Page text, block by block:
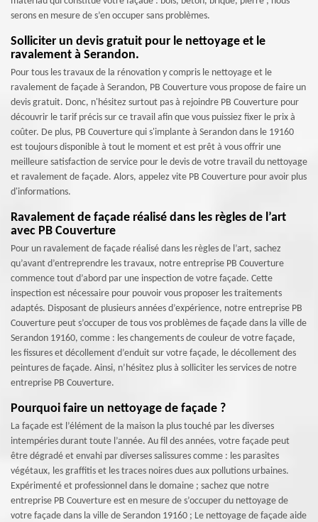
serons en mesure de s’en occuper sans problèmes.
Solliciter un devis gratuit pour le nettoyage et le
ravalement à Serandon.
Pour tous les travaux de la rénovation y compris le nettoyage et le
ravalement de façade à Serandon, PB Couverture vous propose de faire un
devis gratuit. Donc, n'hésitez surtout pas à rejoindre PB Couverture pour
découvrir le tarif précis sur ce travail afin que vous puissiez fixer le prix à
coûter. De plus, PB Couverture qui s'implante à Serandon dans le 19160
est toujours disponible à tout le moment et est prêt à vous offrir une
meilleure satisfaction de service pour le devis de votre travail du nettoyage
et ravalement de façade. Alors, appelez vite PB Couverture pour avoir plus
d'informations.
Ravalement de façade réalisé dans les règles de l’art
avec PB Couverture
Pour un ravalement de façade réalisé dans les règles de l’art, sachez
qu’avant d’entreprendre les travaux, notre entreprise PB Couverture
commence tout d’abord par une inspection de votre façade. Cette
inspection est nécessaire pour pouvoir vous proposer les traitements
adaptés. Disposant de plusieurs années d’expérience, notre entreprise PB
Couverture peut s’occuper de tous vos problèmes de façade dans la ville de
Serandon 19160, comme : les changements de couleur de votre façade,
les fissures et décollement d’enduit sur votre façade, le décollement des
peintures de façade. Ainsi, n’hésitez plus à solliciter les services de notre
entreprise PB Couverture.
Pourquoi faire un nettoyage de façade ?
La façade est l’élément de la maison la plus touché par les diverses
intempéries durant toute l’année. Au fil des années, votre façade peut
être dégradé et envahi par diverses salissures comme : les parasites
végétaux, les graffitis et les traces noires dues aux pollutions urbaines.
Expérimenté et professionnel dans le domaine ; sachez que notre
entreprise PB Couverture est en mesure de s’occuper du nettoyage de
votre façade dans la ville de Serandon 19160 ; Le nettoyage de façade aide